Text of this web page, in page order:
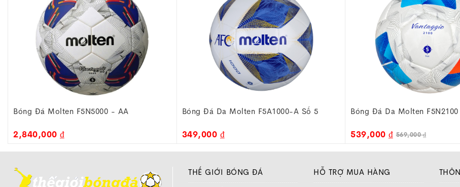
Bóng Đá Da Molten F5A1000-A Số 5
349,000 ₫
Bóng Đá Da Molten F5N2100 Số 5
539,000 ₫
Bóng Đá Da Molten
519,000 ₫ 539,000 ₫
THẾ GIỚI BÓNG ĐÁ HỖ TRỢ MUA HÀNG